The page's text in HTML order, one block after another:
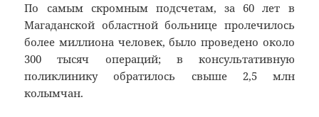
По самым скромным подсчетам, за 60 лет в
Магаданской областной больнице пролечилось
более миллиона человек, было проведено около
300 тысяч операций; в консультативную
поликлинику обратилось свыше 2,5 млн
колымчан.